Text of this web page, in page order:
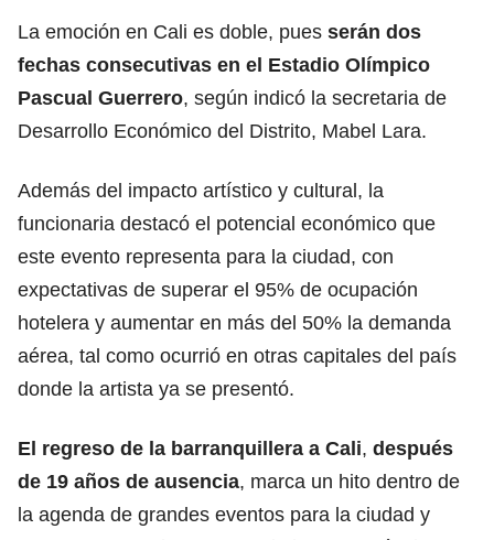
La emoción en Cali es doble, pues serán dos
fechas consecutivas en el Estadio Olímpico
Pascual Guerrero, según indicó la secretaria de
Desarrollo Económico del Distrito, Mabel Lara.
Además del impacto artístico y cultural, la
funcionaria destacó el potencial económico que
este evento representa para la ciudad, con
expectativas de superar el 95% de ocupación
hotelera y aumentar en más del 50% la demanda
aérea, tal como ocurrió en otras capitales del país
donde la artista ya se presentó.
El regreso de la barranquillera a Cali, después
de 19 años de ausencia, marca un hito dentro de
la agenda de grandes eventos para la ciudad y